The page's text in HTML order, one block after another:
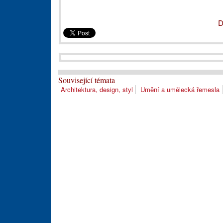
Související témata
Architektura, design, styl Umění a umělecká řemesla